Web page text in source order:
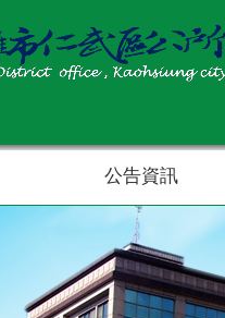
公告資訊